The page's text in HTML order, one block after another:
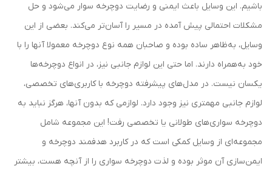
باشیم. این وسایل باعث ایمنی و رضایت دوچرخه سوار می‌شود و حل
مشکلات احتمالی پیش آمده در مسیر را آسان‌تر می‌کند. بعضی از این
وسایل، به‌ظاهر ساده بوده و صاحبان همه نوع دوچرخه معمولا آنها را با
خود به‌همراه دارند. اما حتی این لوازم جانبی نیز، در انواع دوچرخه‌ها
یکسان نیست. در مدل‌های پیشرفته دوچرخه با کاربری‌های تخصصی،
لوازم جانبی مهمتری نیز وجود دارد. لوازمی که بدون آنها، هرگز نباید به
دوچرخه سواری‌های طولانی یا تخصصی رفت! این مجموعه شامل
مجموعه‌ای از وسایل کمکی است که در کاربرد هدفمند دوچرخه و
ایمن‌سازی آن موثر بوده و لذت دوچرخه سواری را از آنچه هست، بیشتر